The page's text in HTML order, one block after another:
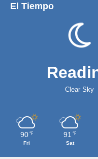
El Tiempo
Clear Sky
90 ℉
Fri
91 ℉
Sat